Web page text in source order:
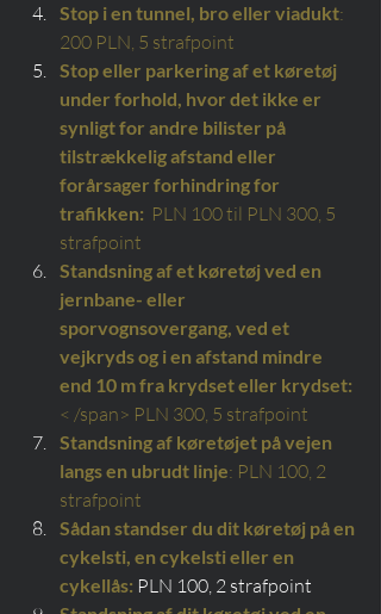
Stop i en tunnel, bro eller viadukt:
200 PLN, 5 strafpoint
Stop eller parkering af et køretøj
under forhold, hvor det ikke er
synligt for andre bilister på
tilstrækkelig afstand eller
forårsager forhindring for
trafikken:
  PLN 100 til PLN 300, 5
strafpoint
Standsning af et køretøj ved en
jernbane- eller
sporvognsovergang, ved et
vejkryds og i en afstand mindre
end 10 m fra krydset eller krydset:
< /span> PLN 300, 5 strafpoint
Standsning af køretøjet på vejen
langs en ubrudt linje: PLN 100, 2
strafpoint
Sådan standser du dit køretøj på en
cykelsti, en cykelsti eller en
cykellås: PLN 100, 2 strafpoint